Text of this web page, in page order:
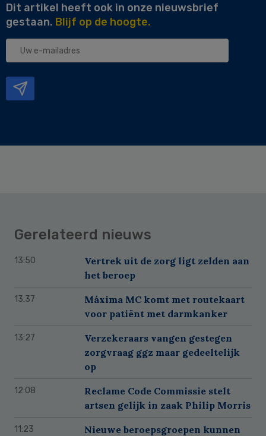
Dit artikel heeft ook in onze nieuwsbrief
gestaan. Blijf op de hoogte.
Uw
Gerelateerd nieuws
13:50
Vertrek uit de zorg ligt zelden aan
het beroep
13:37
Máxima MC komt met routekaart
voor patiënt met darmkanker
13:27
Verzekeraars vangen gestegen
zorgvraag ggz maar gedeeltelijk
op
12:08
Reclame Code Commissie stelt
artsen gelijk in zaak Philip Morris
11:23
Nieuwe beroepsgroepen kunnen